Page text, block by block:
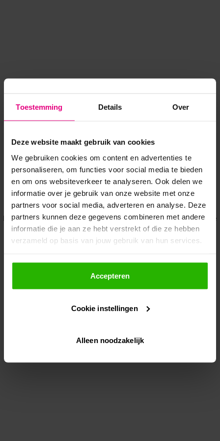
Toestemming Details Over
Deze website maakt gebruik van cookies
We gebruiken cookies om content en advertenties te
personaliseren, om functies voor social media te bieden
en om ons websiteverkeer te analyseren. Ook delen we
informatie over je gebruik van onze website met onze
partners voor social media, adverteren en analyse. Deze
partners kunnen deze gegevens combineren met andere
informatie die je aan ze hebt verstrekt of die ze hebben
verzameld op basis van jouw gebruik van hun services.
Als je op "Accepteer" klikt, dan geef je Voordeeluitjes.nl
toestemming om cookies voor social media en
gepersonaliseerde advertenties te plaatsen.
Lees hier meer over in onsprivacybeleid
Via "Cookie instellingen" kun je ook zelf instellen welke
Accepteren
Cookie instellingen
Alleen noodzakelijk
Application error: a client-side exception has occurred while
loadingwww.voordeeluitjes.nl (see the browser console for more
information).